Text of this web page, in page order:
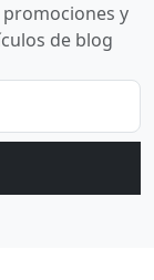
y
de blog